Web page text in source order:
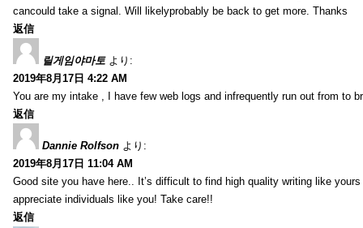
cancould take a signal. Will likelyprobably be back to get more. Thanks
返信
릴게임야마토 より:
2019年8月17日 4:22 AM
You are my intake , I have few web logs and infrequently run out from to
返信
Dannie Rolfson より:
2019年8月17日 11:04 AM
Good site you have here.. It’s difficult to find high quality writing like
appreciate individuals like you! Take care!!
返信